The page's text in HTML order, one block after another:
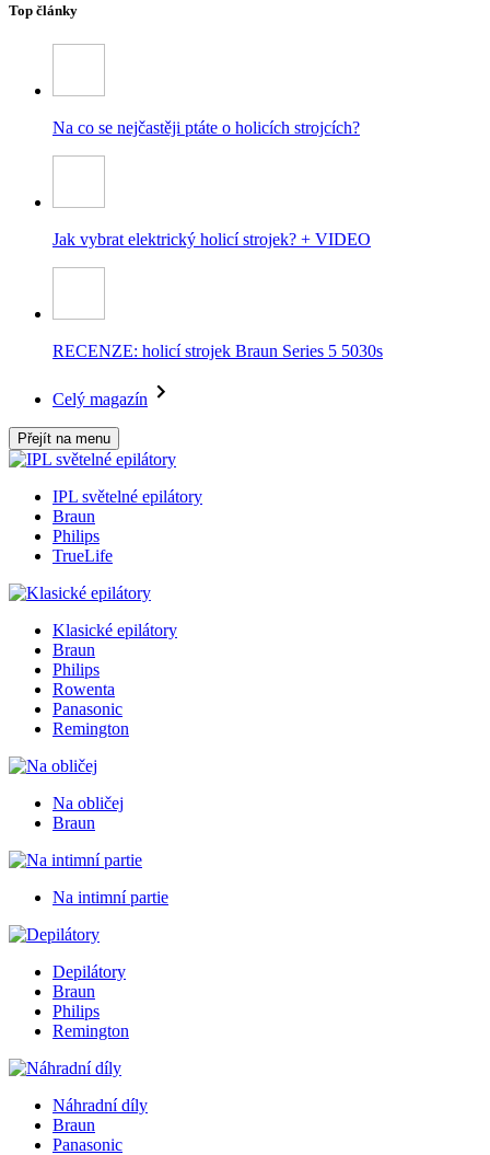
Top články
Na co se nejčastěji ptáte o holicích strojcích?
Jak vybrat elektrický holicí strojek? + VIDEO
RECENZE: holicí strojek Braun Series 5 5030s
Celý magazín
Přejít na menu
IPL světelné epilátory
Braun
Philips
TrueLife
Klasické epilátory
Braun
Philips
Rowenta
Panasonic
Remington
Na obličej
Braun
Na intimní partie
Depilátory
Braun
Philips
Remington
Náhradní díly
Braun
Panasonic